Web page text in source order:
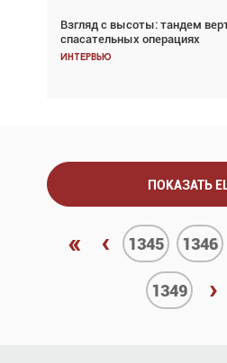
Взгляд с высоты: тандем
спасательных операциях
Интервью
Частный самолёт – это
покупке соответствующим
Интервью
ПОКАЗАТЬ
« ‹ 1345 1346
1349 ›